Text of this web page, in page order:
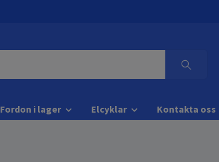
Fordon i lager Elcyklar Kontakta oss